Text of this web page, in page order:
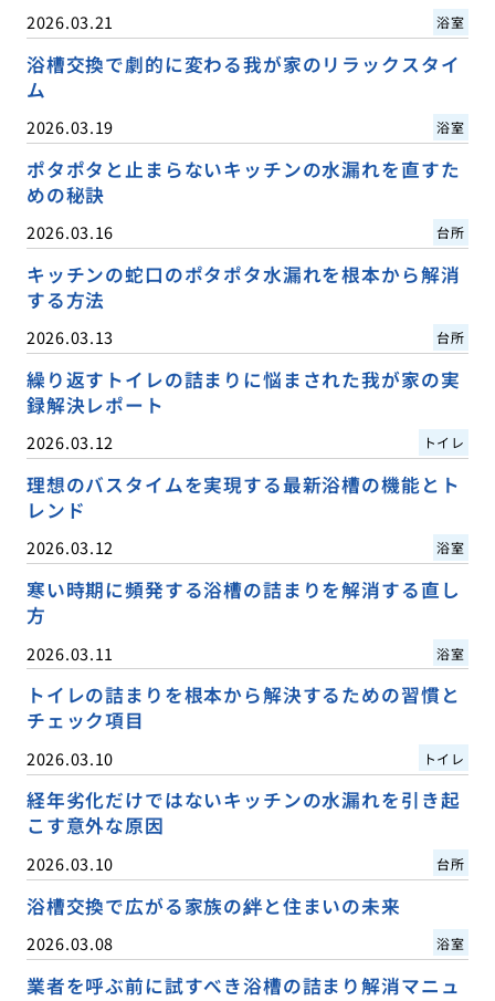
2026.03.21 浴室
浴槽交換で劇的に変わる我が家のリラックスタイ
ム
2026.03.19 浴室
ポタポタと止まらないキッチンの水漏れを直すた
めの秘訣
2026.03.16 台所
キッチンの蛇口のポタポタ水漏れを根本から解消
する方法
2026.03.13 台所
繰り返すトイレの詰まりに悩まされた我が家の実
録解決レポート
2026.03.12 トイレ
理想のバスタイムを実現する最新浴槽の機能とト
レンド
2026.03.12 浴室
寒い時期に頻発する浴槽の詰まりを解消する直し
方
2026.03.11 浴室
トイレの詰まりを根本から解決するための習慣と
チェック項目
2026.03.10 トイレ
経年劣化だけではないキッチンの水漏れを引き起
こす意外な原因
2026.03.10 台所
浴槽交換で広がる家族の絆と住まいの未来
2026.03.08 浴室
業者を呼ぶ前に試すべき浴槽の詰まり解消マニュ